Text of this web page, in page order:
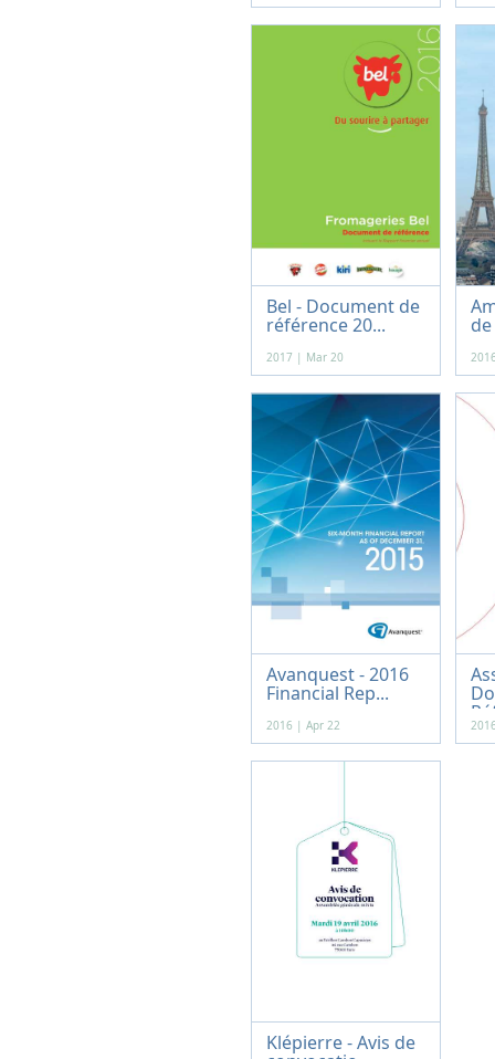
Bel - Document de
référence 20...
2017 | Mar 20
Avanquest - 2016
Financial Rep...
2016 | Apr 22
Klépierre - Avis de